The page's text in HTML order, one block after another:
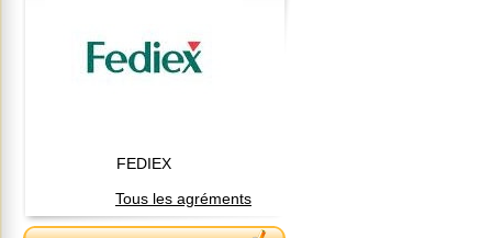
FEDIEX
Tous les agréments